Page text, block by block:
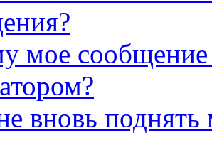
мое сообщение
вновь